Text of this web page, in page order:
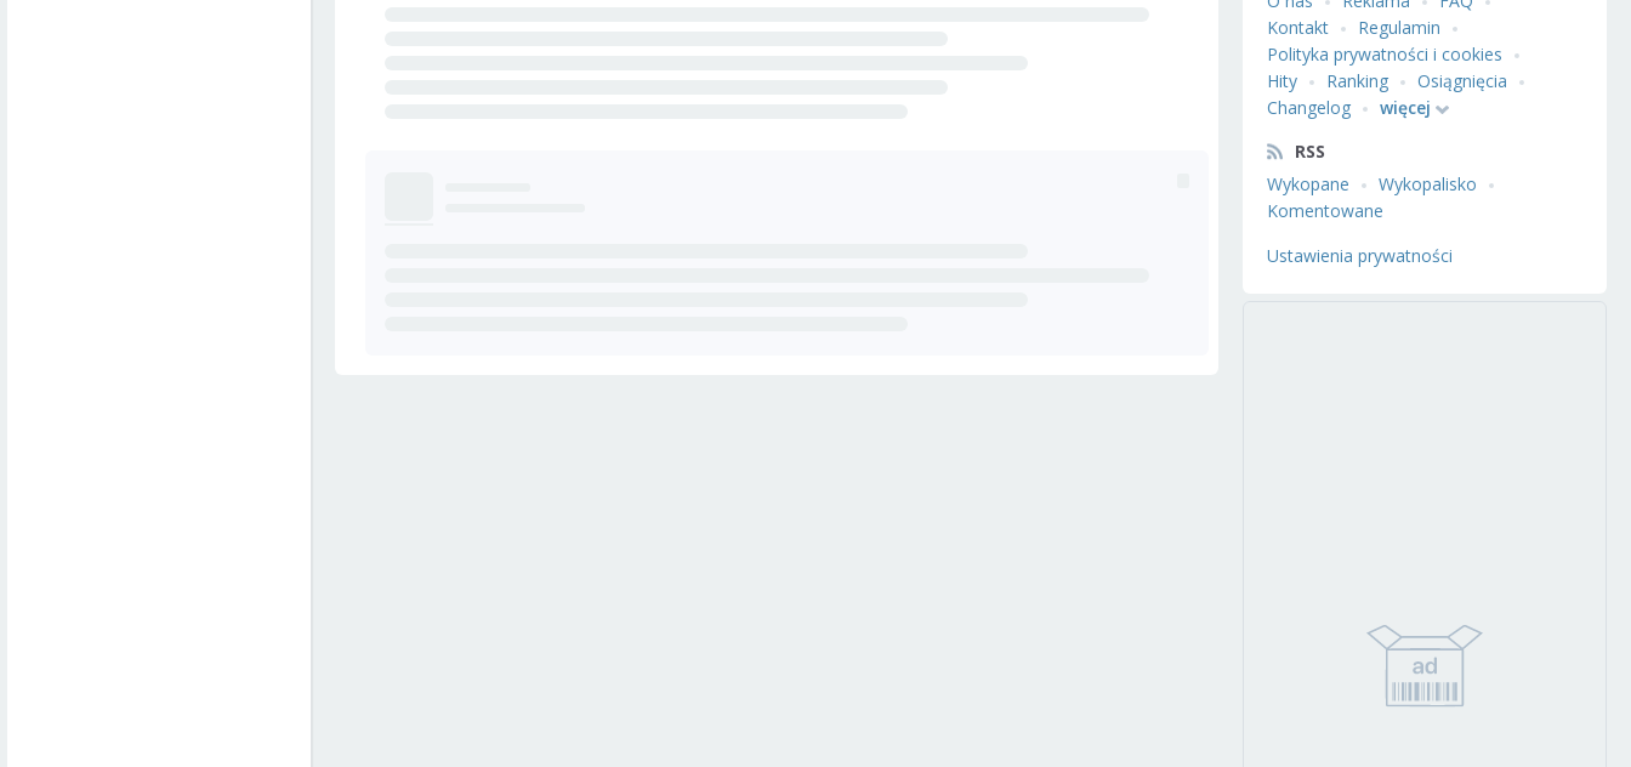
Kontakt
Regulamin
Polityka prywatności i cookies
Hity
Ranking
Osiągnięcia
Changelog
więcej
RSS
Wykopane
Wykopalisko
Komentowane
Ustawienia prywatności